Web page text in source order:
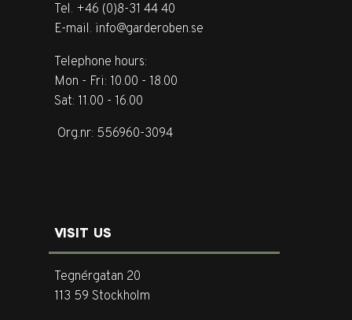
Tel. +46 (0)8-31 44 40
E-mail. info@garderoben.se
Telephone hours:
Mon - Fri: 10.00 - 18.00
Sat: 11.00 - 16.00
Org.nr: 556960-3094
VISIT US
Tegnérgatan 20
113 59 Stockholm